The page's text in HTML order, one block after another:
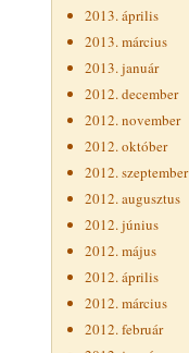
2013. április
2013. március
2013. január
2012. december
2012. november
2012. október
2012. szeptember
2012. augusztus
2012. június
2012. május
2012. április
2012. március
2012. február